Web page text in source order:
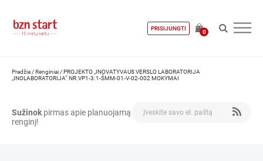
PRISIJUNGTI
0
Pradžia /Renginiai /PROJEKTO „INOVATYVAUS VERSLO LABORATORIJA
„INOLABORATORIJA“ NR.VP1-3.1-ŠMM-01-V-02-002 MOKYMAI
Sužinok pirmas apie planuojamą
renginį!